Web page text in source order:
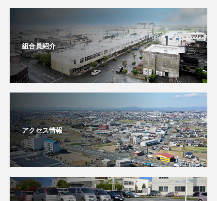
組合員紹介
アクセス情報